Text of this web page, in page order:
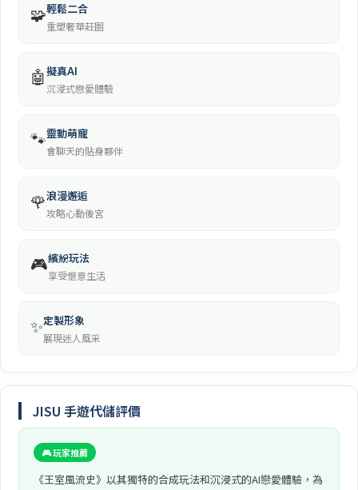
🧩輕鬆二合
重塑奢華莊園
🤖擬真AI
沉浸式戀愛體驗
🐾靈動萌寵
會聊天的貼身夥伴
🌹浪漫邂逅
攻略心動後宮
🎮繽紛玩法
享受愜意生活
✨定製形象
展現迷人風采
JISU 手遊代儲評價
🎮 玩家推薦
《王室風流史》以其獨特的合成玩法和沉浸式的AI戀愛體驗，為